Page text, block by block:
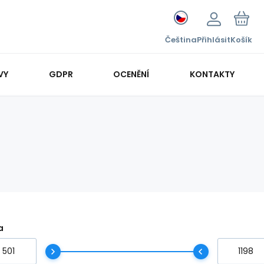
ČeštinaPřihlásitKošík
GDPR OCENĚNÍ KONTAKTY